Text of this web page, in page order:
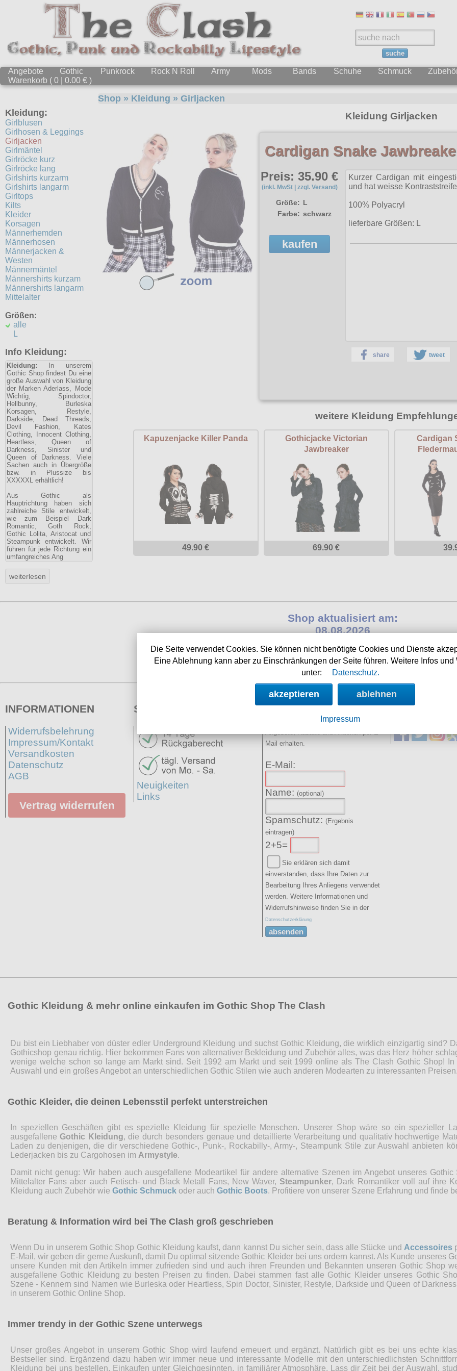
suche
Angebote Gothic Punkrock Rock N Roll Army Mods Bands Schuhe Schmuck
Warenkorb ( 0 | 0.00 € )
Kleidung:
Girlblusen
Girlhosen & Leggings
Girljacken
Girlmäntel
Girlröcke kurz
Girlröcke lang
Girlshirts kurzarm
Girlshirts langarm
Girltops
Kilts
Kleider
Korsagen
Männerhemden
Männerhosen
Männerjacken &
Westen
Männermäntel
Männershirts kurzam
Männershirts langarm
Mittelalter
Größen:
alle
L
Info Kleidung:
Kleidung: In unserem
Gothic Shop findest Du eine
große Auswahl von Kleidung
der Marken Aderlass, Mode
Wichtig, Spindoctor,
Hellbunny, Burleska
Korsagen, Restyle,
Darkside, Dead Threads,
Devil Fashion, Kates
Clothing, Innocent Clothing,
Heartless, Queen of
Darkness, Sinister und
Queen of Darkness. Viele
Sachen auch in Übergröße
bzw. in Plussize bis
XXXXXL erhältlich!
Aus Gothic als
Hauptrichtung haben sich
zahlreiche Stile entwickelt,
wie zum Beispiel Dark
Romantic, Goth Rock,
Gothic Lolita, Aristocat und
Steampunk entwickelt. Wir
führen für jede Richtung ein
umfangreiches Ang
Shop » Kleidung » Girljacken
Kleidung Girljacken
Cardigan Snake
Preis: 35.90 €
(inkl. MwSt | zzgl. Versand)
Größe: L
Farbe: schwarz
kaufen
Kurzer Cardigan mit
und hat weisse
100% Polyacryl
lieferbare Größen: L
share tweet
weitere Kleidung
Kapuzenjacke Killer Panda
49.90 €
Gothicjacke Victorian
Jawbreaker
69.90 €
Cardigan
Shop aktualisiert am:
08.08.2026
Nächste Auslieferung in:
2h 28m 48s
INFORMATIONEN
Widerrufsbelehrung
Impressum/Kontakt
Versandkosten
Datenschutz
AGB
Vertrag widerrufen
SERVICE
Neuigkeiten
Links
NEWSLETTER
Angebote, Rabatte und Aktionen per E-
Mail erhalten.
E-Mail:
Name: (optional)
Spamschutz: (Ergebnis
eintragen)
2+5=
Sie erklären sich damit
einverstanden, dass Ihre Daten zur
Bearbeitung Ihres Anliegens verwendet
werden. Weitere Informationen und
Widerrufshinweise finden Sie in der
Datenschutzerklärung
absenden
SOCIAL
Gothic Kleidung & mehr online einkaufen im Gothic Shop The Clash
Du bist ein Liebhaber von düster edler Underground Kleidung und suchst Gothic Kleidung, die wirklich einzigartig sind?
Gothicshop genau richtig. Hier bekommen Fans von alternativer Bekleidung und Zubehör alles, was das Herz höher
wenige welche schon so lange am Markt sind. Seit 1992 am Markt und seit 1999 online als The Clash Gothic Shop!
Auswahl und ein großes Angebot an unterschiedlichen Gothic Stilen wie auch anderen Modearten zu interessanten
Gothic Kleider, die deinen Lebensstil perfekt unterstreichen
In speziellen Geschäften gibt es spezielle Kleidung für spezielle Menschen. Unserer Shop wäre so ein spezieller
ausgefallene Gothic Kleidung, die durch besonders genaue und detaillierte Verarbeitung und qualitativ hochwertige
Laden zu denjenigen, die dir verschiedene Gothic-, Punk-, Rockabilly-, Army-, Steampunk Stile zur Auswahl anbieten
Lederjacken bis zu Cargohosen im Armystyle.
Damit nicht genug: Wir haben auch ausgefallene Modeartikel für andere alternative Szenen im Angebot unseres
Mittelalter Fans aber auch Fetisch- und Black Metall Fans, New Waver, Steampunker, Dark Romantiker voll auf ihre
Kleidung auch Zubehör wie Gothic Schmuck oder auch Gothic Boots. Profitiere von unserer Szene Erfahrung und finde
Beratung & Information wird bei The Clash groß geschrieben
Wenn Du in unserem Gothic Shop Gothic Kleidung kaufst, dann kannst Du sicher sein, dass alle Stücke und Accessoires
E-Mail, wir geben dir gerne Auskunft, damit Du optimal sitzende Gothic Kleider bei uns ordern kannst. Als Kunde unseres
unsere Kunden mit den Artikeln immer zufrieden sind und auch ihren Freunden und Bekannten unseren Gothic Shop
ausgefallene Gothic Kleidung zu besten Preisen zu finden. Dabei stammen fast alle Gothic Kleider unseres Gothic
Szene - Kennern sind Namen wie Burleska oder Heartless, Spin Doctor, Sinister, Restyle, Darkside und Queen of
in unserem Gothic Online Shop.
Immer trendy in der Gothic Szene unterwegs
Unser großes Angebot in unserem Gothic Shop wird laufend erneuert und ergänzt. Natürlich gibt es bei uns echte
Bestseller sind. Ergänzend dazu haben wir immer neue und interessante Modelle mit den unterschiedlichsten
Kleidung bei uns bestellen. Einkaufen unter Gleichgesinnten, in familiärer Atmosphäre. Lass dir Zeit bei der Auswahl,
Die Seite verwendet Cookies. Sie können nicht benötigte Cookies und Dienste
Eine Ablehnung kann aber zu Einschränkungen der Seite führen. Weitere Infos
unter:
Datenschutz.
akzeptieren ablehnen
Impressum